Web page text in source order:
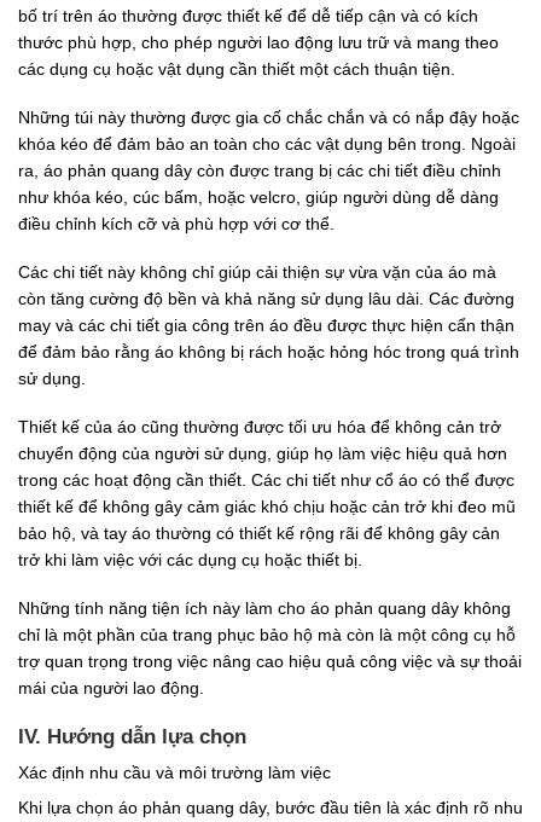
bố trí trên áo thường được thiết kế để dễ tiếp cận và có kích
thước phù hợp, cho phép người lao động lưu trữ và mang theo
các dụng cụ hoặc vật dụng cần thiết một cách thuận tiện.
Những túi này thường được gia cố chắc chắn và có nắp đậy hoặc
khóa kéo để đảm bảo an toàn cho các vật dụng bên trong. Ngoài
ra, áo phản quang dây còn được trang bị các chi tiết điều chỉnh
như khóa kéo, cúc bấm, hoặc velcro, giúp người dùng dễ dàng
điều chỉnh kích cỡ và phù hợp với cơ thể.
Các chi tiết này không chỉ giúp cải thiện sự vừa vặn của áo mà
còn tăng cường độ bền và khả năng sử dụng lâu dài. Các đường
may và các chi tiết gia công trên áo đều được thực hiện cẩn thận
để đảm bảo rằng áo không bị rách hoặc hỏng hóc trong quá trình
sử dụng.
Thiết kế của áo cũng thường được tối ưu hóa để không cản trở
chuyển động của người sử dụng, giúp họ làm việc hiệu quả hơn
trong các hoạt động cần thiết. Các chi tiết như cổ áo có thể được
thiết kế để không gây cảm giác khó chịu hoặc cản trở khi đeo mũ
bảo hộ, và tay áo thường có thiết kế rộng rãi để không gây cản
trở khi làm việc với các dụng cụ hoặc thiết bị.
Những tính năng tiện ích này làm cho áo phản quang dây không
chỉ là một phần của trang phục bảo hộ mà còn là một công cụ hỗ
trợ quan trọng trong việc nâng cao hiệu quả công việc và sự thoải
mái của người lao động.
IV. Hướng dẫn lựa chọn
Xác định nhu cầu và môi trường làm việc
Khi lựa chọn áo phản quang dây, bước đầu tiên là xác định rõ nhu